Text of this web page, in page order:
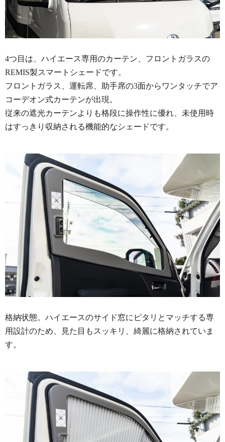
4つ目は、ハイエース専用のカーテン、フロントガラスの
REMIS製スマートシェードです。
フロントガラス、運転席、助手席の3面からワンタッチでア
コーデオン式カーテンが出現。
従来の遮光カーテンよりも格段に操作性に優れ、未使用時
はすっきり収納される機能的なシェードです。
格納状態。ハイエースのサイド窓にピタリとマッチする専
用設計のため、見た目もスッキリ、綺麗に格納されていま
す。